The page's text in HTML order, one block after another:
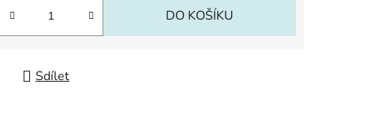
DO KOŠÍKU
Sdílet